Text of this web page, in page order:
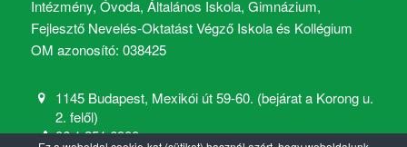
Intézmény, Óvoda, Általános Iskola, Gimnázium,
Fejlesztő Nevelés-Oktatást Végző Iskola és Kollégium
OM azonosító: 038425
1145 Budapest, Mexikói út 59-60. (bejárat a Korong u.
2. felől)
06 1 251 6900